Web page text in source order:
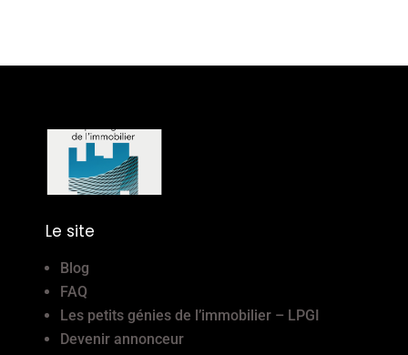
Le site
Blog
FAQ
Les petits génies de l’immobilier – LPGI
Devenir annonceur